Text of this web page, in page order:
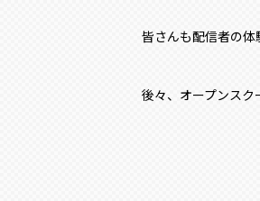
皆さんも配信者の体
後々、オープンスク